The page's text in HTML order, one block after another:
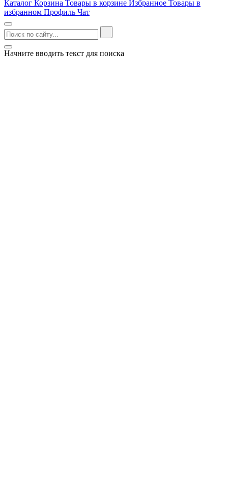
Каталог Корзина Товары в корзине Избранное Товары в
избранном Профиль Чат
Начните вводить текст для поиска